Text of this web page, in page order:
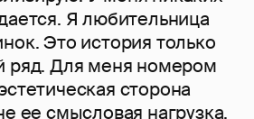
Я любительница
Это история только
ряд. Для меня номером
сторона
ее смысловая нагрузка.